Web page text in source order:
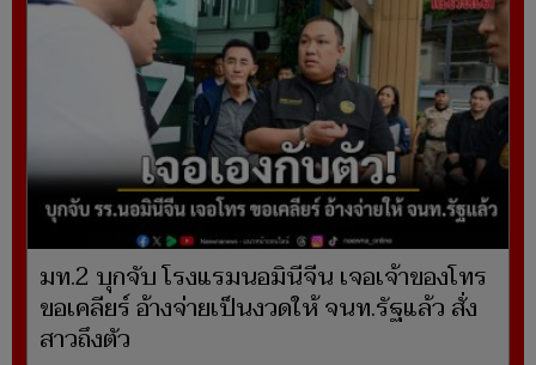
มท.2 บุกจับ โรงแรมนอมินีจีน เจอเจ้าของโทร
ขอเคลียร์ อ้างจ่ายเป็นงวดให้ จนท.รัฐแล้ว สั่ง
สาวถึงตัว